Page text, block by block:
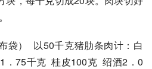
袋）  以50千克猪肋条肉计：白
．75千克  桂皮100克  绍酒2．0